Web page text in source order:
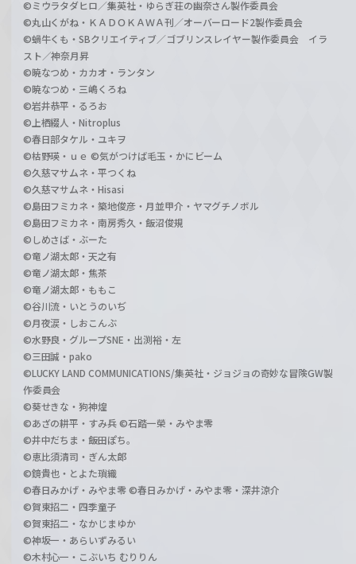
©ミウラタダヒロ／集英社・ゆらぎ荘の幽奈さん製作委員会
©丸山くがね・ＫＡＤＯＫＡＷＡ刊／オーバーロード2製作委員会
©蝸牛くも・SBクリエイティブ／ゴブリンスレイヤー製作委員会 イラ
スト／神奈月昇
©暁なつめ・カカオ・ランタン
©暁なつめ・三嶋くろね
©岩井恭平・るろお
©上栖綴人・Nitroplus
©春日部タケル・ユキヲ
©枯野瑛・ｕｅ ©気がつけば毛玉・かにビーム
©久慈マサムネ・平つくね
©久慈マサムネ・Hisasi
©島田フミカネ・築地俊彦・月並甲介・ヤマグチノボル
©島田フミカネ・南房秀久・飯沼俊規
©しめさば・ぶーた
©竜ノ湖太郎・天之有
©竜ノ湖太郎・焦茶
©竜ノ湖太郎・ももこ
©谷川流・いとうのいぢ
©月夜涙・しおこんぶ
©水野良・グループSNE・出渕裕・左
©三田誠・pako
©LUCKY LAND COMMUNICATIONS/集英社・ジョジョの奇妙な冒険GW製
作委員会
©葵せきな・狗神煌
©あざの耕平・すみ兵 ©石踏一榮・みやま零
©井中だちま・飯田ぽち。
©恵比須清司・ぎん太郎
©鏡貴也・とよた瑣織
©春日みかげ・みやま零 ©春日みかげ・みやま零・深井涼介
©賀東招二・四季童子
©賀東招二・なかじまゆか
©神坂一・あらいずみるい
©木村心一・こぶいち むりりん